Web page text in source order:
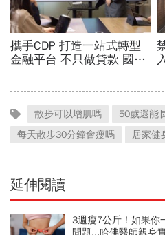
散步可以增肌嗎 50歲還能
每天散步30分鐘會瘦嗎
居家健
延伸閱讀
3週瘦7公斤！如果你